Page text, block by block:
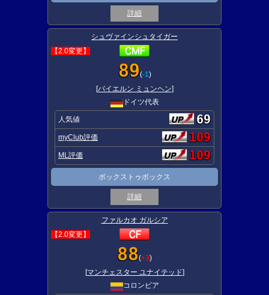
詳細
シュヴァインシュタイガー
【2.0変更】
89(-1)
[バイエルン ミュンヘン]
ドイツ代表
人気値 69
myClub評価 109
ML評価 109
ボックストゥボックス
詳細
ファルカオ ガルシア
【2.0変更】
88(+3)
[マンチェスター ユナイテッド]
コロンビア